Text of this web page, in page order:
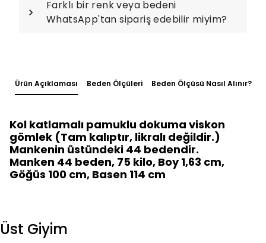
Farklı bir renk veya bedeni
WhatsApp'tan sipariş edebilir miyim?
Ürün Açıklaması Beden Ölçüleri Beden Ölçüsü Nasıl Alınır?
Kol katlamalı pamuklu dokuma viskon
gömlek (Tam kalıptır, likralı değildir.)
Mankenin üstündeki 44 bedendir.
Manken 44 beden, 75 kilo, Boy 1,63 cm,
Göğüs 100 cm, Basen 114 cm
Üst Giyim